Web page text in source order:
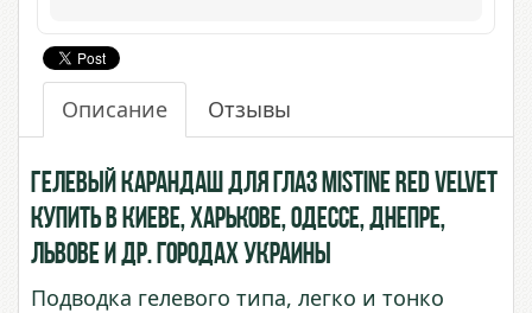
Описание Отзывы
Гелевый карандаш для глаз Mistine Red Velvet
купить в Киеве, Харькове, Одессе, Днепре,
Львове и др. городах Украины
Подводка гелевого типа, легко и тонко